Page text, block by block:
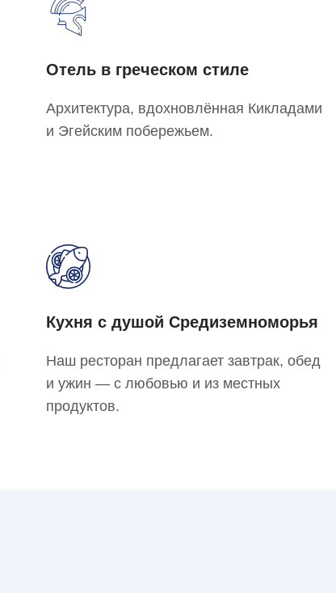
Отель в греческом стиле
Архитектура, вдохновлённая Кикладами
и Эгейским побережьем.
Кухня с душой Средиземноморья
Наш ресторан предлагает завтрак, обед
и ужин — с любовью и из местных
продуктов.